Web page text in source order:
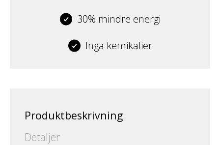
30% mindre energi
Inga kemikalier
Produktbeskrivning
Detaljer